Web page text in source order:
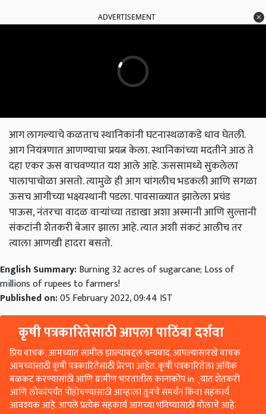
ADVERTISEMENT
आग लागल्याचे कळताच स्थानिकांनी घटनास्थळाकडे धाव घेतली.
आग नियंत्रणात आणण्याचा प्रयत्न केला. स्थानिकांच्या मदतीने आठ ते
दहा एकर ऊस वाचवण्यात यश आले आहे. ऊससामध्ये सुकलेला
पालापाचोळा असतो. त्यामुळे ही आग चांगलीच भडकली आणि सगळा
ऊसच आगीच्या भक्ष्यस्थानी पडला. पावसाळ्यात झालेला प्रचंड
पाऊस, नंतरचा वादळ वाऱ्यांच्या तडाखा अशा अस्मानी आणि सुल्तानी
संकटांनी शेतकरी बेजार झाला आहे. त्यात अशी संकटं आलीच तर
त्याला आणखी हादरा बसतो.
English Summary:Burning 32 acres of sugarcane; Loss of
millions of rupees to farmers!
Published on:05 February 2022, 09:44 IST
कृषी पत्रकारितेसाठी आपला पाठिंबा दर्शवा
प्रिय वाचक, आमच्यात सामील झाल्याबद्दल धन्यवाद. आपल्यासारखे वाचक
आमच्यासाठी कृषी पत्रकारितेसाठी प्रेरणा आहेत. कृषी पत्रकारितेला अधिक
बळकट करण्यासाठी आणि ग्रामीण भारतातील कानाकोप in्यात शेतकरी
आणि लोकांपर्यंत पोहोचण्यासाठी आम्हाला तुमचे समर्थन किंवा सहकार्य
आवश्यक आहे. आपले प्रत्येक सहकार्य आमच्या भविष्यासाठी मोलाचे आहे.